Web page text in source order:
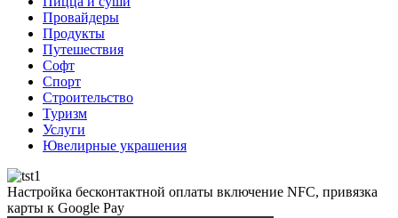
Провайдеры
Продукты
Путешествия
Софт
Спорт
Строительство
Туризм
Услуги
Ювелирные украшения
Настройка бесконтактной оплаты включение NFC, привязка
карты к Google Pay